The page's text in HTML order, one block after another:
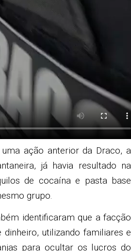
ação anterior da Draco, a
já havia resultado na
de cocaína e pasta base
grupo.
identificaram que a facção
dinheiro, utilizando familiares e
para ocultar os lucros do